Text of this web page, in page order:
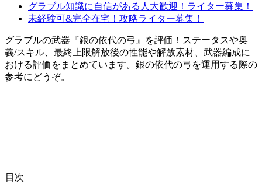
グラブル知識に自信がある人大歓迎！ライター募集！
未経験可&完全在宅！攻略ライター募集！
グラブルの武器『銀の依代の弓』を評価！ステータスや奥
義/スキル、最終上限解放後の性能や解放素材、武器編成に
おける評価をまとめています。銀の依代の弓を運用する際の
参考にどうぞ。
目次